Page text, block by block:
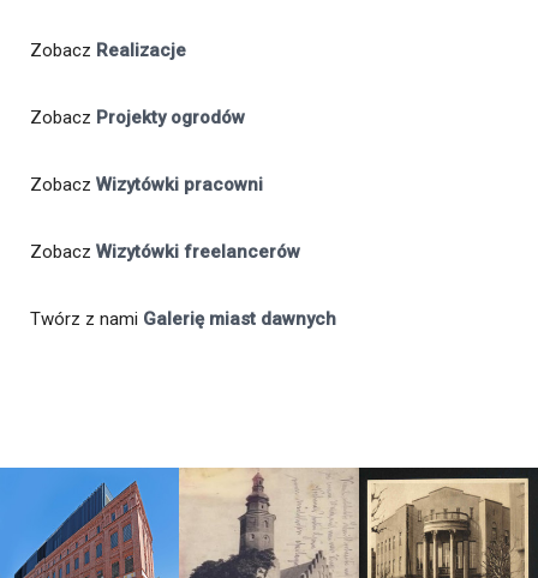
Zobacz Realizacje
Zobacz Projekty ogrodów
Zobacz Wizytówki pracowni
Zobacz Wizytówki freelancerów
Twórz z nami Galerię miast dawnych